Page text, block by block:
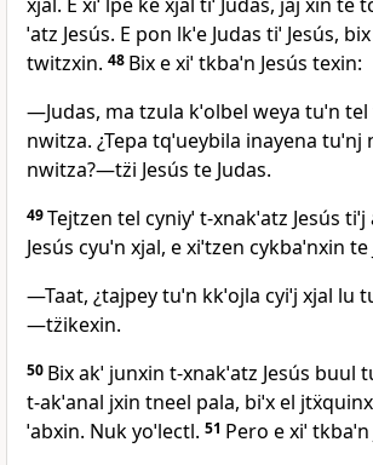
ˈatz Jesús. E pon lkˈe Judas tiˈ Jesús,
twitzxin. 48 Bix e xiˈ tkbaˈn Jesús texin:
―Judas, ma tzula kˈolbel weya tuˈn tel
nwitza. ¿Tepa tqˈueybila inayena tuˈnj
nwitza?―tz̈i Jesús te Judas.
49Tejtzen tel cyniyˈ t‑xnakˈatz Jesús
Jesús cyuˈn xjal, e xiˈtzen cykbaˈnxin te
―Taat, ¿tajpey tuˈn kkˈojla cyiˈj xjal lu
―tz̈ikexin.
50 Bix akˈ junxin t‑xnakˈatz Jesús buul
t‑akˈanal jxin tneel pala, biˈx el
ˈabxin. Nuk yoˈlectl. 51 Pero e xiˈ